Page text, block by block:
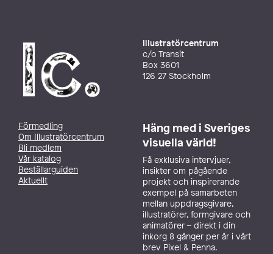
Illustratörcentrum
c/o Transit
Box 3601
126 27 Stockholm
Förmedling
Om Illustratörcentrum
Bli medlem
Vår katalog
Beställarguiden
Aktuellt
Häng med i Sveriges
visuella värld!
Få exklusiva intervjuer,
insikter om pågående
projekt och inspirerande
exempel på samarbeten
mellan uppdragsgivare,
illustratörer, formgivare och
animatörer – direkt i din
inkorg 8 gånger per år i vårt
brev Pixel & Penna.